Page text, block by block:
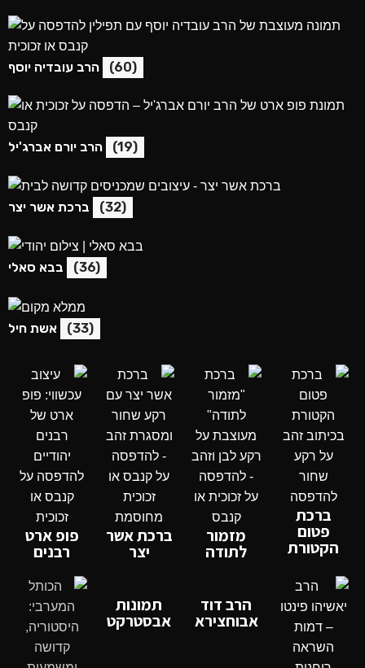
(60)
(19)
(32)
(36)
(33)
ברכת
פטום
הקטורת
מזמור
לתודה
ברכת אשר
יצר
פופ ארט
רבנים
הרב דוד
אבוחצירא
תמונות
אבסטרקט